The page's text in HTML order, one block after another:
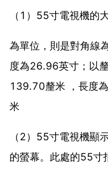
（1）55寸電視機的
為單位，則是對角線
度為26.96英寸；以
139.70釐米 ，長度
米
（2）55寸電視機顯
的螢幕。此處的55寸